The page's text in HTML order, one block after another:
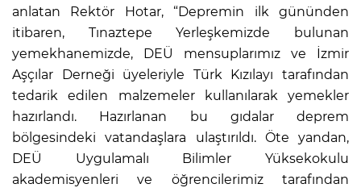
anlatan Rektör Hotar, “Depremin ilk gününden
itibaren, Tınaztepe Yerleşkemizde bulunan
yemekhanemizde, DEÜ mensuplarımız ve İzmir
Aşçılar Derneği üyeleriyle Türk Kızılayı tarafından
tedarik edilen malzemeler kullanılarak yemekler
hazırlandı. Hazırlanan bu gıdalar deprem
bölgesindeki vatandaşlara ulaştırıldı. Öte yandan,
DEÜ Uygulamalı Bilimler Yüksekokulu
akademisyenleri ve öğrencilerimiz tarafından